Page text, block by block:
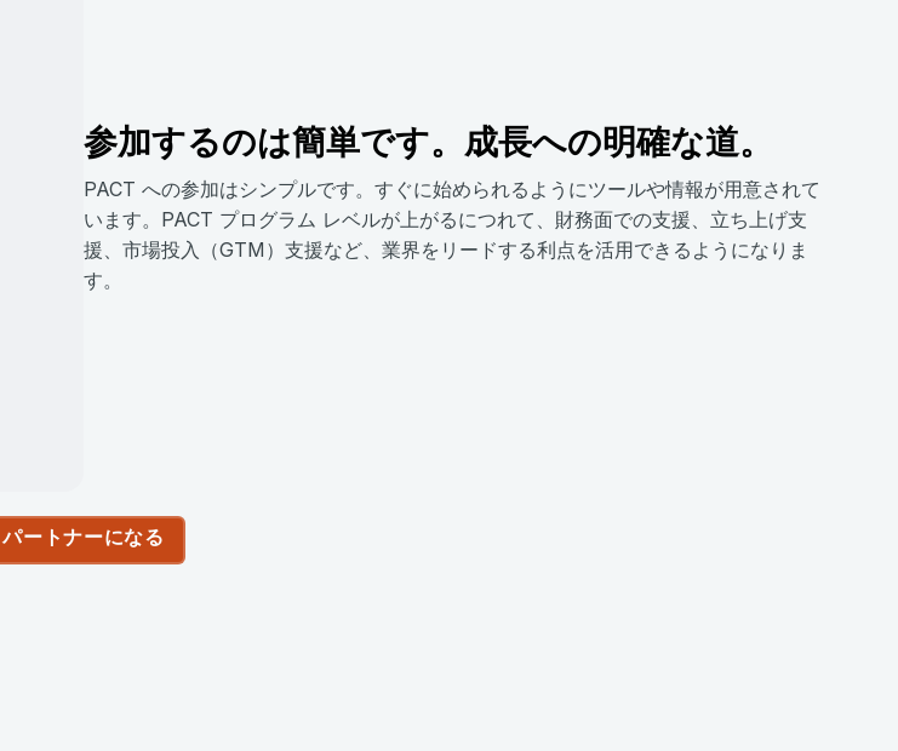
参加するのは簡単です。成長への明確な道。
PACT への参加はシンプルです。すぐに始められるようにツールや情報が用意されて
います。PACT プログラム レベルが上がるにつれて、財務面での支援、立ち上げ支
援、市場投入（GTM）支援など、業界をリードする利点を活用できるようになりま
す。
パートナーになる